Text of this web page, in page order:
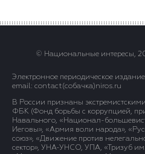
© Национальные интересы,
Электронное периодическое
email: contact(сoбaчка)niros.ru
В России признаны
ФБК (Фонд борьбы с коррупцией,
Навального, «Национал-
Иеговы», «Армия воли народа»,
союз», «Движение против
сектор», УНА-УНСО, УПА, «Тризуб